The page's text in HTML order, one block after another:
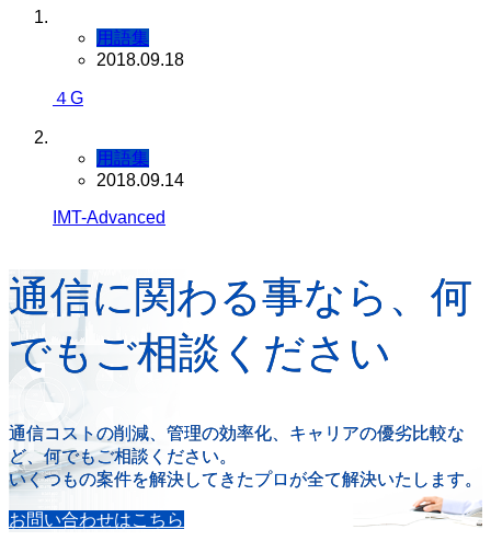
用語集
2018.09.18
４G
用語集
2018.09.14
IMT-Advanced
通信に関わる事なら、何
でもご相談ください
通信コストの削減、管理の効率化、キャリアの優劣比較な
ど、何でもご相談ください。
いくつもの案件を解決してきたプロが全て解決いたします。
お問い合わせはこちら